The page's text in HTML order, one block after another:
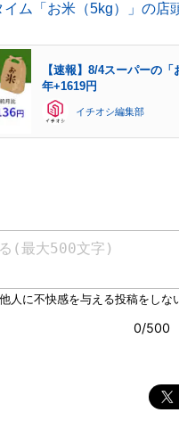
イム「お米（5kg）」の
【速報】8/4スーパーの
年+1619円
イチオシ編集部